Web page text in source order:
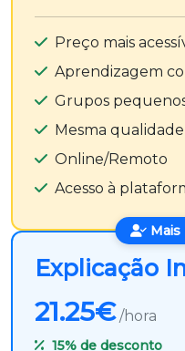
Preço mais
Aprendizagem
Grupos
Mesma
Online/Remoto
Acesso à
Explicação
21.25€ /hora
15% de desconto